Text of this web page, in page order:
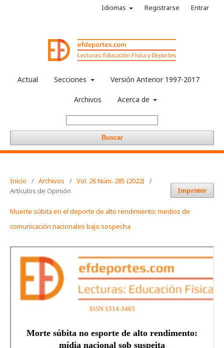
Actual Secciones Versión Anterior 1997-2017
Archivos Acerca de
Buscar
Idiomas Registrarse Entrar
Inicio / Archivos / Vol. 26 Núm. 285 (2022)
/
Artículos de Opinión
Imprimir
Muerte súbita en el deporte de alto rendimiento: medios de
comunicación nacionales bajo sospecha